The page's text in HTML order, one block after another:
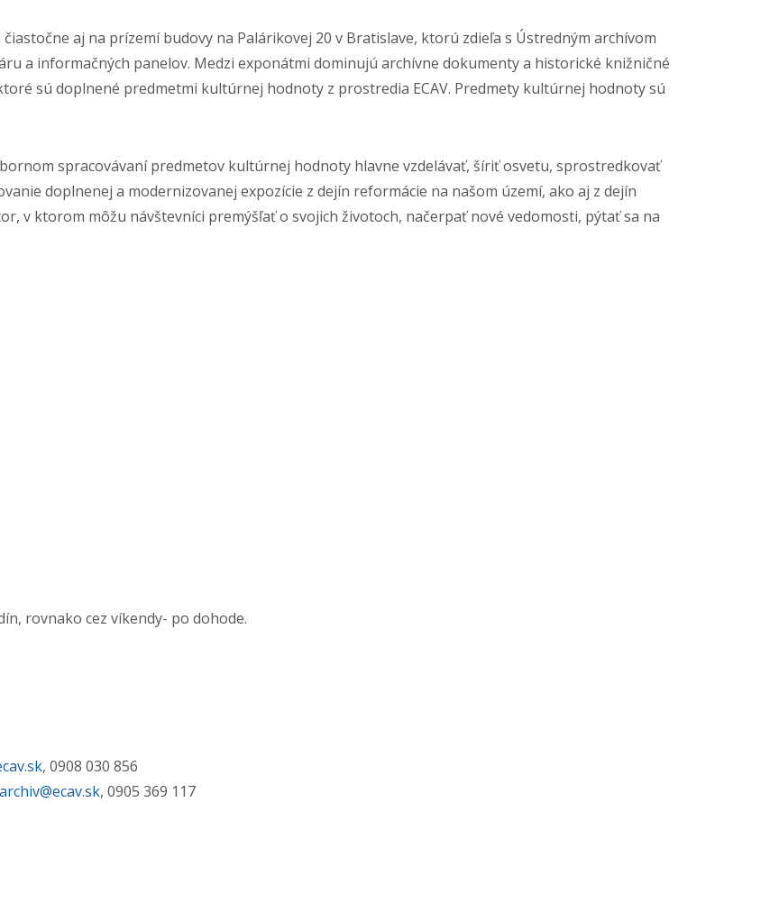
aj na prízemí budovy na Palárikovej 20 v Bratislave, ktorú zdieľa s Ústredným archívom
a informačných panelov. Medzi exponátmi dominujú archívne dokumenty a historické knižničné
sú doplnené predmetmi kultúrnej hodnoty z prostredia ECAV. Predmety kultúrnej hodnoty sú
spracovávaní predmetov kultúrnej hodnoty hlavne vzdelávať, šíriť osvetu, sprostredkovať
doplnenej a modernizovanej expozície z dejín reformácie na našom území, ako aj z dejín
v ktorom môžu návštevníci premýšľať o svojich životoch, načerpať nové vedomosti, pýtať sa na
rovnako cez víkendy- po dohode.
, 0908 030 856
archiv@ecav.sk, 0905 369 117